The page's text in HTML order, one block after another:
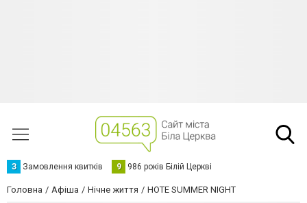
З Замовлення квитків 9 986 років Білій Церкві
Головна Афіша Нічне життя HOTE SUMMER NIGHT